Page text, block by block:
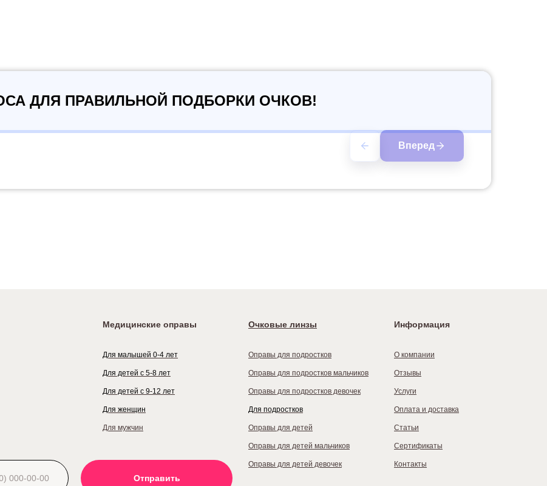
ДЛЯ ПРАВИЛЬНОЙ ПОДБОРКИ ОЧКОВ!
Вперед
Медицинские оправы
Для малышей 0-4 лет
Для детей с 5-8 лет
Для мужчин
Очковые линзы
Для детей с 9-12 лет
Для подростков
Для женщин
Информация
О компании
Услуги
Оплата и доставка
Статьи
Контакты
Отзывы
Оправы для подростков
Оправы для подростков мальчиков
Оправы для подростков девочек
Оправы для детей
Оправы для детей мальчиков
Оправы для детей девочек
Отправить
Сертификаты